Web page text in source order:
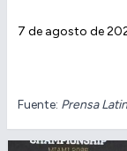
7 de agosto de
Fuente: Prensa